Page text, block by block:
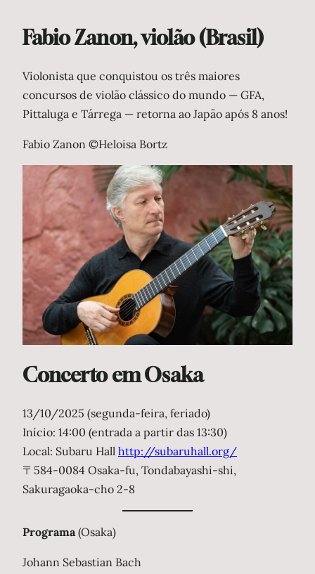
Fabio Zanon, violão (Brasil)
Violonista que conquistou os três maiores
concursos de violão clássico do mundo — GFA,
Pittaluga e Tárrega — retorna ao Japão após 8 anos!
Fabio Zanon ©Heloisa Bortz
Concerto em Osaka
13/10/2025 (segunda-feira, feriado)
Início: 14:00 (entrada a partir das 13:30)
Local: Subaru Hall http://subaruhall.org/
〒584-0084 Osaka-fu, Tondabayashi-shi,
Sakuragaoka-cho 2-8
Programa (Osaka)
Johann Sebastian Bach